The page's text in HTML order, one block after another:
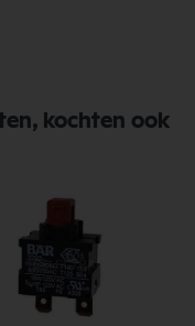
kochten ook